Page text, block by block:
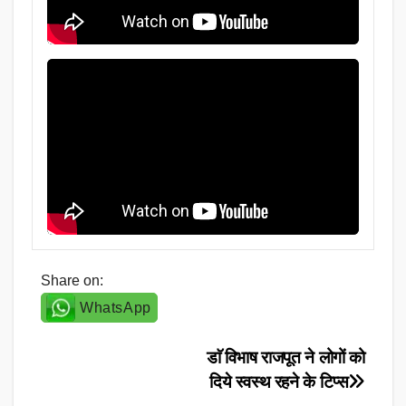
Share on:
WhatsApp
डाॅ विभाष राजपूत ने लोगों को
दिये स्वस्थ रहने के टिप्स